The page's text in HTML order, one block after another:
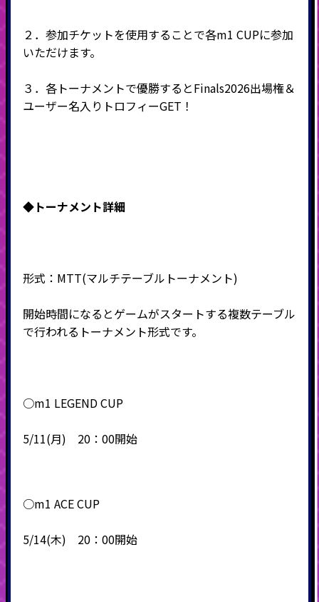
２．参加チケットを使用することで各m1 CUPに参加
いただけます。
３．各トーナメントで優勝するとFinals2026出場権＆
ユーザー名入りトロフィーGET！
◆トーナメント詳細
形式： MTT(マルチテーブルトーナメント)
開始時間になるとゲームがスタートする複数テーブル
で行われるトーナメント形式です。
○m1 LEGEND CUP
5/11(月) 20：00開始
○m1 ACE CUP
5/14(木) 20：00開始